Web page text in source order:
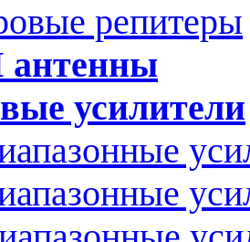
репитеры
антенны
усилители